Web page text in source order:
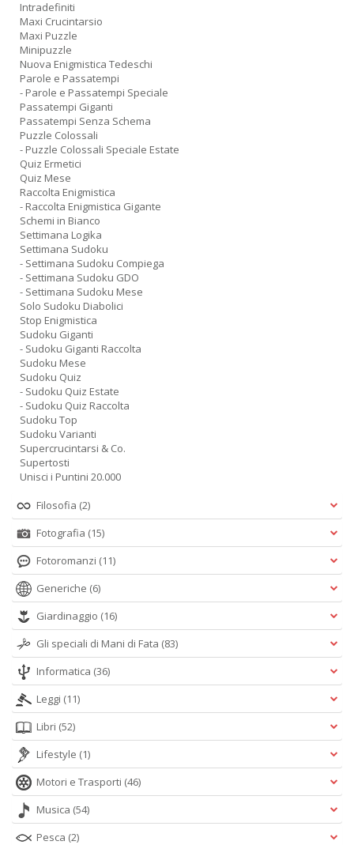
Intradefiniti
Maxi Crucintarsio
Maxi Puzzle
Minipuzzle
Nuova Enigmistica Tedeschi
Parole e Passatempi
- Parole e Passatempi Speciale
Passatempi Giganti
Passatempi Senza Schema
Puzzle Colossali
- Puzzle Colossali Speciale Estate
Quiz Ermetici
Quiz Mese
Raccolta Enigmistica
- Raccolta Enigmistica Gigante
Schemi in Bianco
Settimana Logika
Settimana Sudoku
- Settimana Sudoku Compiega
- Settimana Sudoku GDO
- Settimana Sudoku Mese
Solo Sudoku Diabolici
Stop Enigmistica
Sudoku Giganti
- Sudoku Giganti Raccolta
Sudoku Mese
Sudoku Quiz
- Sudoku Quiz Estate
- Sudoku Quiz Raccolta
Sudoku Top
Sudoku Varianti
Supercrucintarsi & Co.
Supertosti
Unisci i Puntini 20.000
Filosofia (2)
Fotografia (15)
Fotoromanzi (11)
Generiche (6)
Giardinaggio (16)
Gli speciali di Mani di Fata (83)
Informatica (36)
Leggi (11)
Libri (52)
Lifestyle (1)
Motori e Trasporti (46)
Musica (54)
Pesca (2)